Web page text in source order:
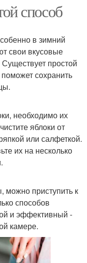
способ
в зимний
свои вкусовые
Существует простой
сохранить
необходимо их
яблоки от
или салфеткой.
их на несколько
можно приступить к
способов
и эффективный -
камере.